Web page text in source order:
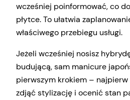
wcześniej poinformować, co
płytce. To ułatwia
właściwego przebiegu usługi.
Jeżeli wcześniej nosisz
budującą, sam manicure
pierwszym krokiem –
zdjąć stylizację i ocenić stan